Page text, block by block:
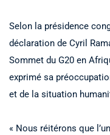
Selon la présidence
déclaration de Cyril
Sommet du G20 en
exprimé sa
et de la situation
« Nous réitérons que